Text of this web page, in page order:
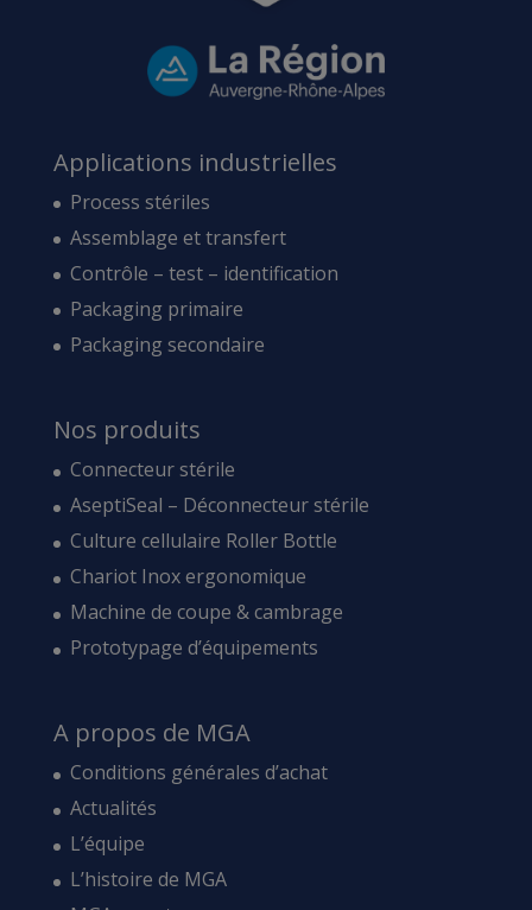
Applications industrielles
Process stériles
Assemblage et transfert
Contrôle – test – identification
Packaging primaire
Packaging secondaire
Nos produits
Connecteur stérile
AseptiSeal – Déconnecteur stérile
Culture cellulaire Roller Bottle
Chariot Inox ergonomique
Machine de coupe & cambrage
Prototypage d’équipements
A propos de MGA
Conditions générales d’achat
Actualités
L’équipe
L’histoire de MGA